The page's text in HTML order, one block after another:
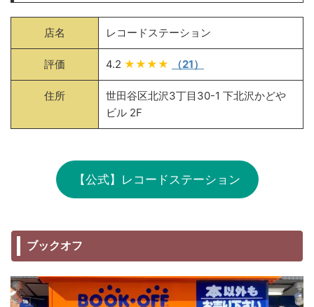
店名 レコードステーション
評価 4.2 ★★★★ （21）
住所
世田谷区北沢3丁目30-1 下北沢かどや
ビル 2F
【公式】レコードステーション
ブックオフ